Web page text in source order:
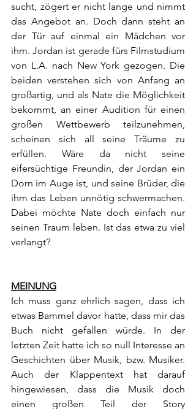
sucht, zögert er nicht lange und nimmt
das Angebot an. Doch dann steht an
der Tür auf einmal ein Mädchen vor
ihm. Jordan ist gerade fürs Filmstudium
von L.A. nach New York gezogen. Die
beiden verstehen sich von Anfang an
großartig, und als Nate die Möglichkeit
bekommt, an einer Audition für einen
großen Wettbewerb teilzunehmen,
scheinen sich all seine Träume zu
erfüllen. Wäre da nicht seine
eifersüchtige Freundin, der Jordan ein
Dorn im Auge ist, und seine Brüder, die
ihm das Leben unnötig schwermachen.
Dabei möchte Nate doch einfach nur
seinen Traum leben. Ist das etwa zu viel
verlangt?
MEINUNG
Ich muss ganz ehrlich sagen, dass ich
etwas Bammel davor hatte, dass mir das
Buch nicht gefallen würde. In der
letzten Zeit hatte ich so null Interesse an
Geschichten über Musik, bzw. Musiker.
Auch der Klappentext hat darauf
hingewiesen, dass die Musik doch
einen großen Teil der Story